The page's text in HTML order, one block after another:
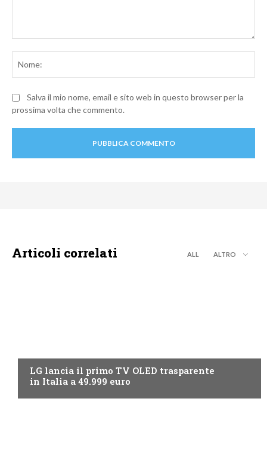
Salva il mio nome, email e sito web in questo browser per la
prossima volta che commento.
Articoli correlati ALL ALTRO
LG lancia il primo TV OLED trasparente
in Italia a 49.999 euro